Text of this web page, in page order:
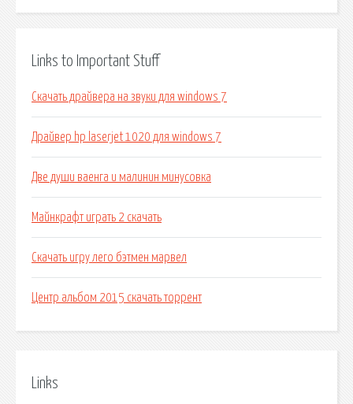
Links to Important Stuff
Скачать драйвера на звуки для windows 7
Драйвер hp laserjet 1020 для windows 7
Две души ваенга и малинин минусовка
Майнкрафт играть 2 скачать
Скачать игру лего бэтмен марвел
Центр альбом 2015 скачать торрент
Links